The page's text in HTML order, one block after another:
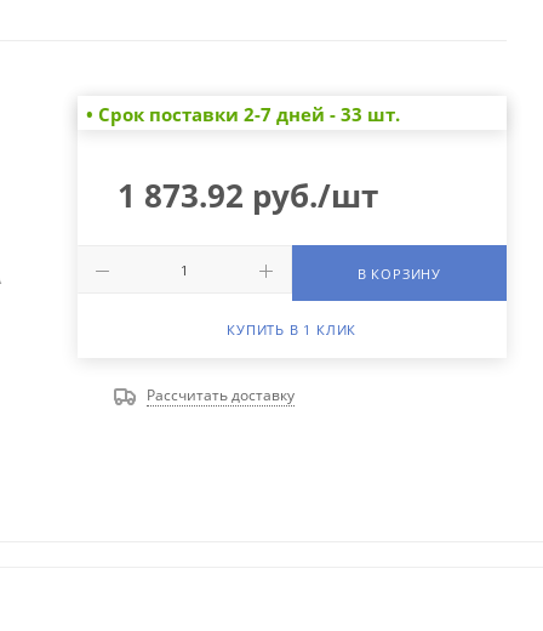
• Cрок поставки 2-7 дней - 33 шт.
1 873.92 руб./шт
В КОРЗИНУ
КУПИТЬ В 1 КЛИК
Рассчитать доставку